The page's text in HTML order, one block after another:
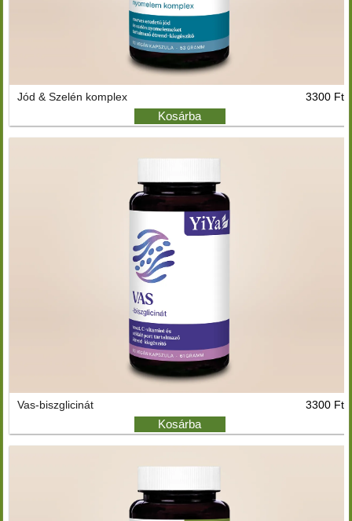
Jód & Szelén komplex 3300 Ft
Kosárba
Vas-biszglicinát 3300 Ft
Kosárba